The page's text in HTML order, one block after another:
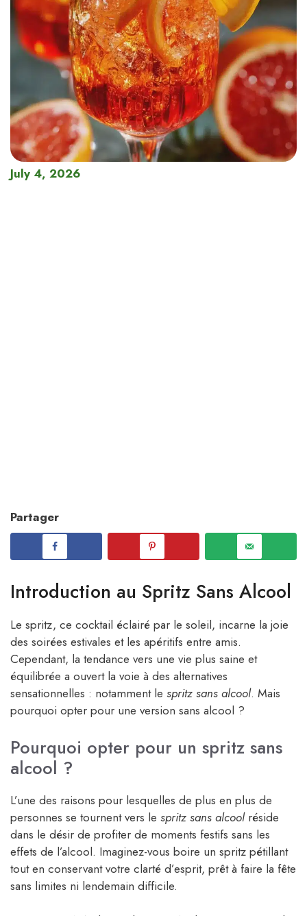
July 4, 2026
Partager
Introduction au Spritz Sans Alcool
Le spritz, ce cocktail éclairé par le soleil, incarne la joie
des soirées estivales et les apéritifs entre amis.
Cependant, la tendance vers une vie plus saine et
équilibrée a ouvert la voie à des alternatives
sensationnelles : notamment le spritz sans alcool. Mais
pourquoi opter pour une version sans alcool ?
Pourquoi opter pour un spritz sans
alcool ?
L’une des raisons pour lesquelles de plus en plus de
personnes se tournent vers le spritz sans alcoolréside
dans le désir de profiter de moments festifs sans les
effets de l’alcool. Imaginez-vous boire un spritz pétillant
tout en conservant votre clarté d’esprit, prêt à faire la fête
sans limites ni lendemain difficile.